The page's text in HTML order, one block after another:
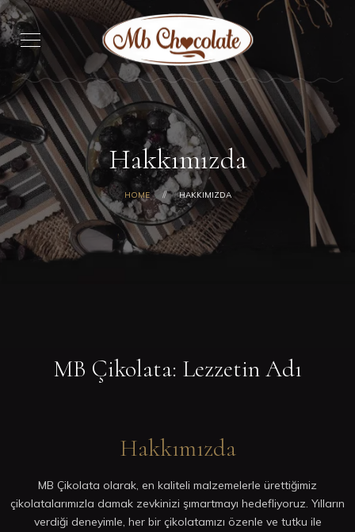
Hakkımızda
HOME HAKKIMIZDA
MB Çikolata: Lezzetin Adı
Hakkımızda
MB Çikolata olarak, en kaliteli malzemelerle ürettiğimiz
çikolatalarımızla damak zevkinizi şımartmayı hedefliyoruz. Yılların
verdiği deneyimle, her bir çikolatamızı özenle ve tutku ile